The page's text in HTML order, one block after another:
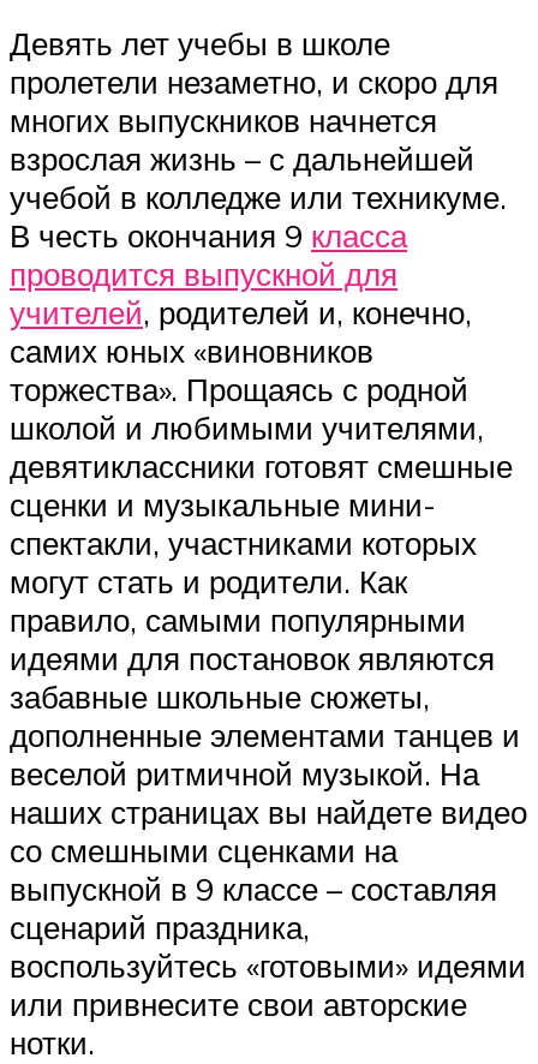
Девять лет учебы в школе
пролетели незаметно, и скоро для
многих выпускников начнется
взрослая жизнь – с дальнейшей
учебой в колледже или техникуме.
В честь окончания 9 класса
проводится выпускной для
учителей, родителей и, конечно,
самих юных «виновников
торжества». Прощаясь с родной
школой и любимыми учителями,
девятиклассники готовят смешные
сценки и музыкальные мини-
спектакли, участниками которых
могут стать и родители. Как
правило, самыми популярными
идеями для постановок являются
забавные школьные сюжеты,
дополненные элементами танцев и
веселой ритмичной музыкой. На
наших страницах вы найдете видео
со смешными сценками на
выпускной в 9 классе – составляя
сценарий праздника,
воспользуйтесь «готовыми» идеями
или привнесите свои авторские
нотки.